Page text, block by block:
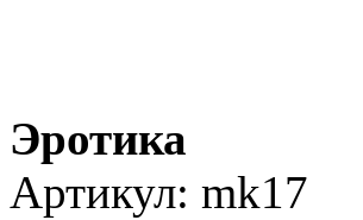
Эротика
Артикул: mk17